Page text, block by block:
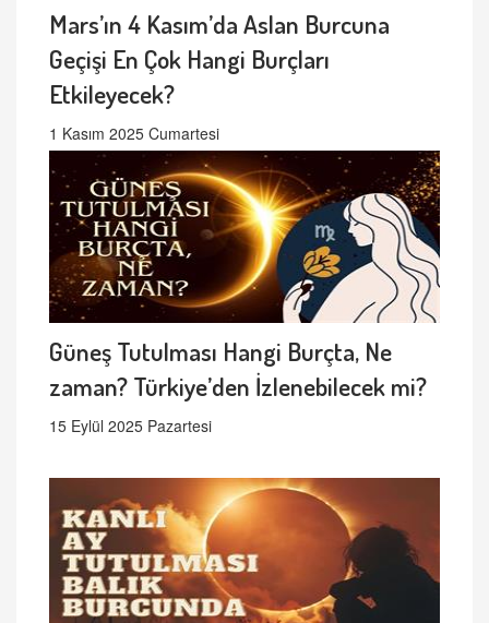
Mars’ın 4 Kasım’da Aslan Burcuna
Geçişi En Çok Hangi Burçları
Etkileyecek?
1 Kasım 2025 Cumartesi
Güneş Tutulması Hangi Burçta, Ne
zaman? Türkiye’den İzlenebilecek mi?
15 Eylül 2025 Pazartesi